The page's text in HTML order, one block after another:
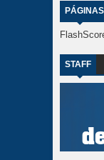
STAFF